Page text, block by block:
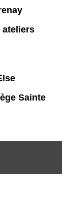
ateliers
Sainte